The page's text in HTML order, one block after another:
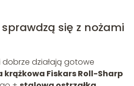
się z nożami
działają gotowe
krążkowa Fiskars Roll-Sharp